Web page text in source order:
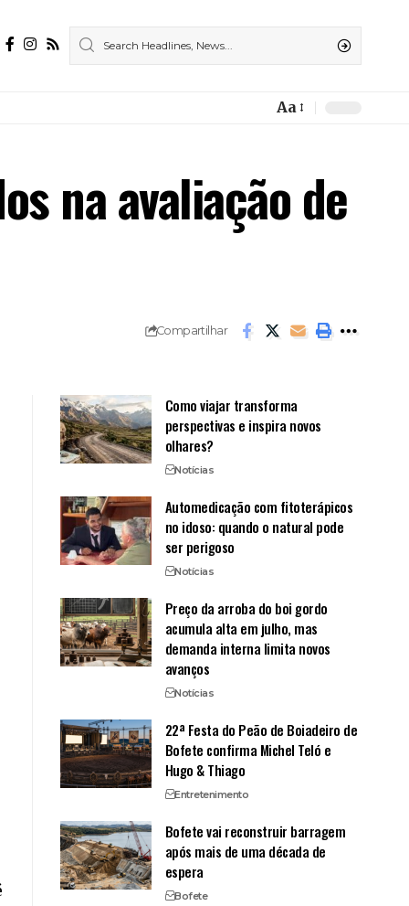
Font
Aa
na avaliação de
Compartilhar
Como viajar transforma
perspectivas e inspira novos
olhares?
Notícias
Automedicação com fitoterápicos
no idoso: quando o natural pode
ser perigoso
Notícias
Preço da arroba do boi gordo
acumula alta em julho, mas
demanda interna limita novos
avanços
Notícias
22ª Festa do Peão de Boiadeiro de
Bofete confirma Michel Teló e
Hugo & Thiago
Entretenimento
Bofete vai reconstruir barragem
após mais de uma década de
espera
Bofete